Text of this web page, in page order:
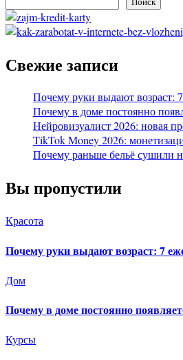
Свежие записи
Почему руки выдают возраст:
Почему в доме постоянно
Нейровизуалист 2026: новая
TikTok Money 2026:
Почему раньше бельё сушили
Вы пропустили
Красота
Почему руки выдают возраст: 7
Дом
Почему в доме постоянно
Курсы